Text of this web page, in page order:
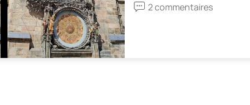
2 commentaires